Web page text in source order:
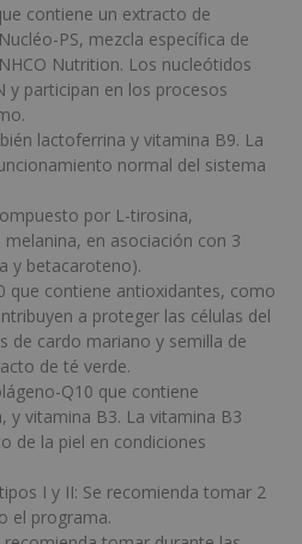
contiene un extracto de
PS, mezcla específica de
Nutrition. Los nucleótidos
y participan en los procesos
lactoferrina y vitamina B9. La
normal del sistema
por L-tirosina,
en asociación con 3
y betacaroteno).
que contiene antioxidantes, como
a proteger las células del
de cardo mariano y semilla de
de té verde.
Q10 que contiene
y vitamina B3. La vitamina B3
de la piel en condiciones
I y II: Se recomienda tomar 2
el programa.